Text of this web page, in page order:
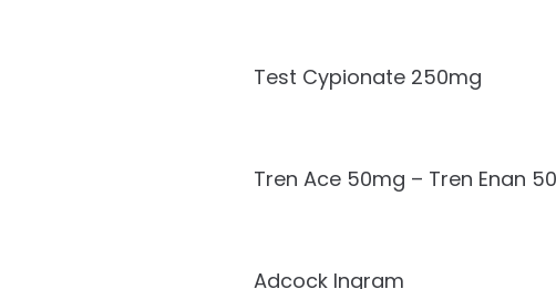
Test Cypionate 250mg
Tren Ace 50mg – Tren Enan
Adcock Ingram